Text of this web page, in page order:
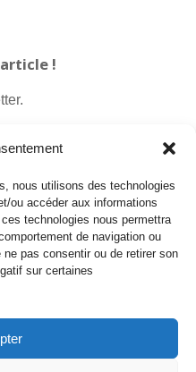
nous utilisons des technologies
ou accéder aux informations
technologies nous permettra
de navigation ou
pas consentir ou de retirer son
sur certaines
!